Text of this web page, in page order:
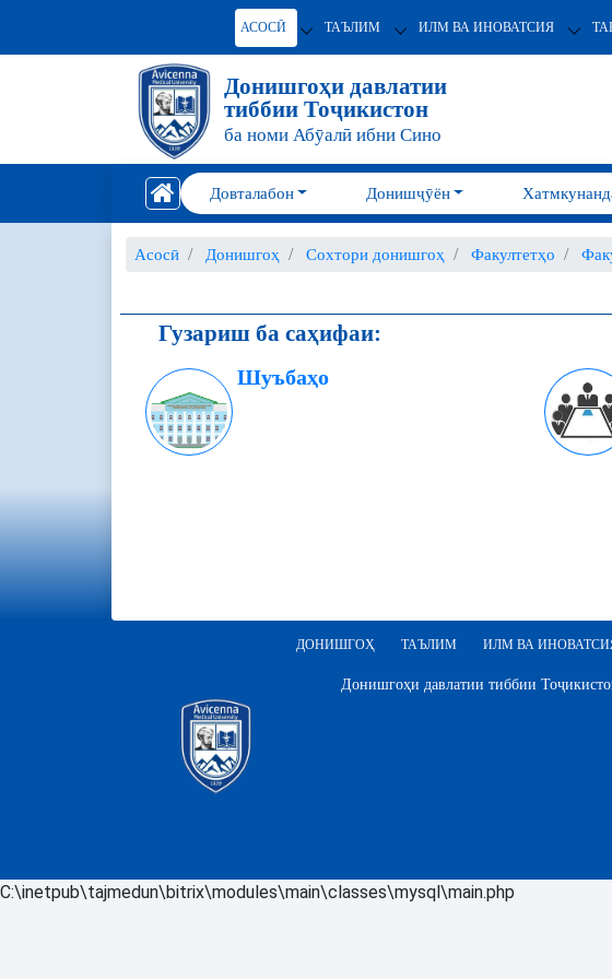
АСОСӢ ТАЪЛИМ ИЛМ ВА ИНОВАТСИЯ
Донишгоҳи давлатии
тиббии Тоҷикистон
ба номи Абӯалӣ ибни Сино
Довталабон Донишҷӯён
Асосӣ Донишгоҳ Сохтори донишгоҳ Факултетҳо
Гузариш ба саҳифаи:
Шуъбаҳо
ДОНИШГОҲ ТАЪЛИМ ИЛМ ВА
Донишгоҳи давлатии тиббии
C:\inetpub\tajmedun\bitrix\modules\main\classes\mysql\main.php